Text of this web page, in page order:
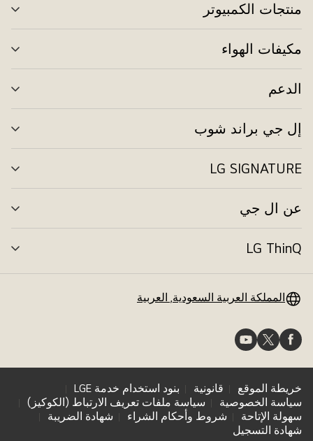
منتجات الكمبيوتر
مكيفات الهواء
الدعم
إل جي براند شوب
LG SIGNATURE
عن ال جي
LG ThinQ
المملكة العربية السعودية, العربية
خريطة الموقع قانونية
بنود استخدام خدمة LGE
سياسة الخصوصية
سياسة ملفات تعريف الارتباط (الكوكيز)
سهولة الإتاحة
شروط وأحكام الشراء
شهادة الضريبة
شهادة التسجيل